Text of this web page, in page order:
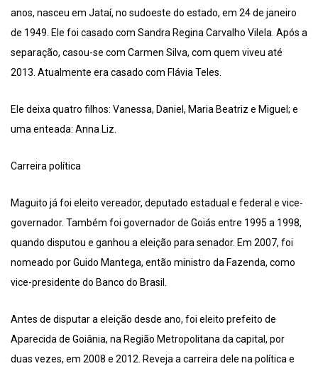
anos, nasceu em Jataí, no sudoeste do estado, em 24 de janeiro
de 1949. Ele foi casado com Sandra Regina Carvalho Vilela. Após a
separação, casou-se com Carmen Silva, com quem viveu até
2013. Atualmente era casado com Flávia Teles.
Ele deixa quatro filhos: Vanessa, Daniel, Maria Beatriz e Miguel; e
uma enteada: Anna Liz.
Carreira política
Maguito já foi eleito vereador, deputado estadual e federal e vice-
governador. Também foi governador de Goiás entre 1995 a 1998,
quando disputou e ganhou a eleição para senador. Em 2007, foi
nomeado por Guido Mantega, então ministro da Fazenda, como
vice-presidente do Banco do Brasil.
Antes de disputar a eleição desde ano, foi eleito prefeito de
Aparecida de Goiânia, na Região Metropolitana da capital, por
duas vezes, em 2008 e 2012. Reveja a carreira dele na política e